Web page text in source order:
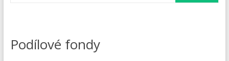
Podílové fondy